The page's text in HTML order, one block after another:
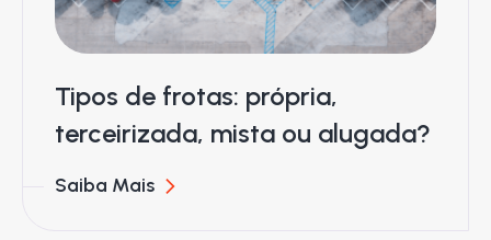
Tipos de frotas: própria,
terceirizada, mista ou alugada?
Saiba Mais